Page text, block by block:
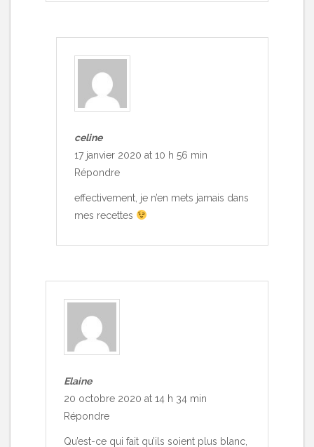
celine
17 janvier 2020 at 10 h 56 min
Répondre
effectivement, je n’en mets jamais dans
mes recettes
Elaine
20 octobre 2020 at 14 h 34 min
Répondre
Qu’est-ce qui fait qu’ils soient plus blanc,